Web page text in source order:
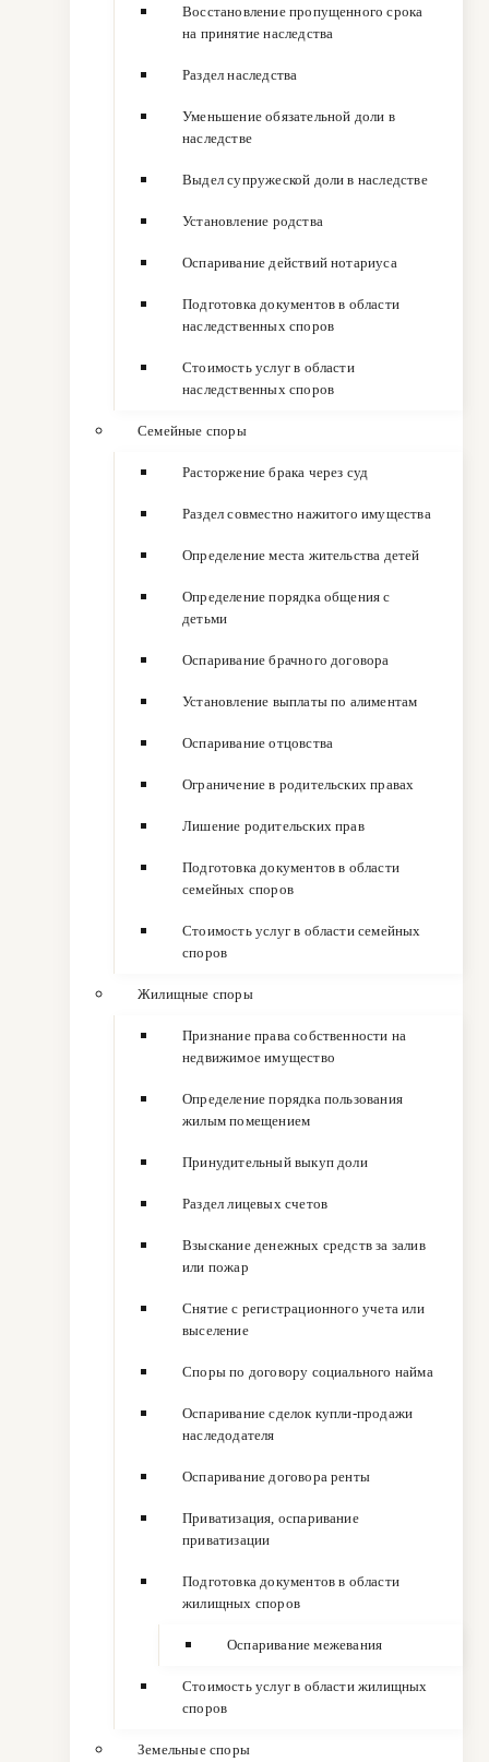
Восстановление пропущенного срока
на принятие наследства
Раздел наследства
Уменьшение обязательной доли в
наследстве
Выдел супружеской доли в наследстве
Установление родства
Оспаривание действий нотариуса
Подготовка документов в области
наследственных споров
Стоимость услуг в области
наследственных споров
Семейные споры
Расторжение брака через суд
Раздел совместно нажитого имущества
Определение места жительства детей
Определение порядка общения с
детьми
Оспаривание брачного договора
Установление выплаты по алиментам
Оспаривание отцовства
Ограничение в родительских правах
Лишение родительских прав
Подготовка документов в области
семейных споров
Стоимость услуг в области семейных
споров
Жилищные споры
Признание права собственности на
недвижимое имущество
Определение порядка пользования
жилым помещением
Принудительный выкуп доли
Раздел лицевых счетов
Взыскание денежных средств за залив
или пожар
Снятие с регистрационного учета или
выселение
Споры по договору социального найма
Оспаривание сделок купли-продажи
наследодателя
Оспаривание договора ренты
Приватизация, оспаривание
приватизации
Подготовка документов в области
жилищных споров
Оспаривание межевания
Стоимость услуг в области жилищных
споров
Земельные споры